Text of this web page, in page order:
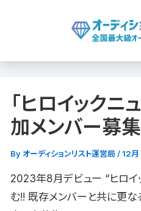
ス
「ヒロイックニ
加メンバー募集
By オーディションリスト運営局 /12
2023年8月デビュー “ヒロイ
む!! 既存メンバーと共に更